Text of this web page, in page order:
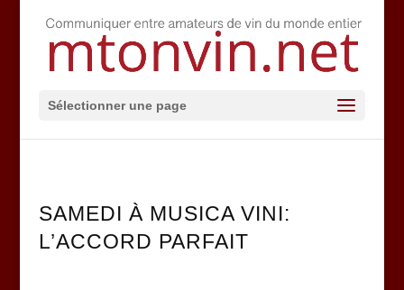
Sélectionner une page
SAMEDI À MUSICA VINI:
L’ACCORD PARFAIT